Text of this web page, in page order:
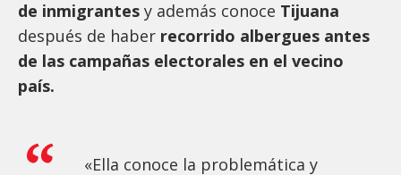
de inmigrantes y además conoce Tijuana
después de haber recorrido albergues antes
de las campañas electorales en el vecino
país.
«Ella conoce la problemática y